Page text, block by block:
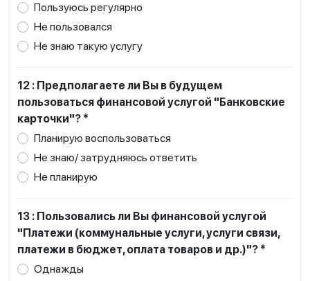
Пользуюсь регулярно
Не пользовался
Не знаю такую услугу
12 : Предполагаете ли Вы в будущем
пользоваться финансовой услугой "Банковские
карточки"? *
Планирую воспользоваться
Не знаю/ затрудняюсь ответить
Не планирую
13 : Пользовались ли Вы финансовой услугой
"Платежи (коммунальные услуги, услуги связи,
платежи в бюджет, оплата товаров и др.)"? *
Однажды